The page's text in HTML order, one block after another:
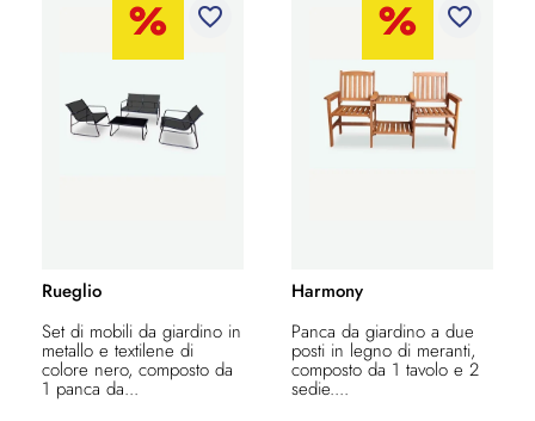
favorite_border
Rueglio
Set di mobili da giardino in
metallo e textilene di
colore nero, composto da
1 panca da...
favorite_border
Harmony
Panca da giardino a due
posti in legno di meranti,
composto da 1 tavolo e 2
sedie....